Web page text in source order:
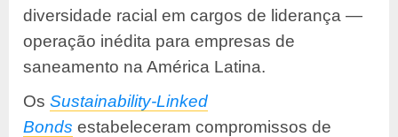
diversidade racial em cargos de liderança —
operação inédita para empresas de
saneamento na América Latina.
Os Sustainability-Linked
Bonds estabeleceram compromissos de